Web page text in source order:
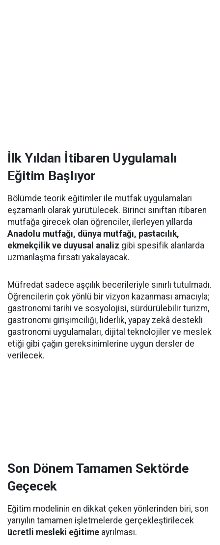
İlk Yıldan İtibaren Uygulamalı
Eğitim Başlıyor
Bölümde teorik eğitimler ile mutfak uygulamaları
eşzamanlı olarak yürütülecek. Birinci sınıftan itibaren
mutfağa girecek olan öğrenciler, ilerleyen yıllarda
Anadolu mutfağı, dünya mutfağı, pastacılık,
ekmekçilik ve duyusal analiz gibi spesifik alanlarda
uzmanlaşma fırsatı yakalayacak.
Müfredat sadece aşçılık becerileriyle sınırlı tutulmadı.
Öğrencilerin çok yönlü bir vizyon kazanması amacıyla;
gastronomi tarihi ve sosyolojisi, sürdürülebilir turizm,
gastronomi girişimciliği, liderlik, yapay zekâ destekli
gastronomi uygulamaları, dijital teknolojiler ve meslek
etiği gibi çağın gereksinimlerine uygun dersler de
verilecek.
Son Dönem Tamamen Sektörde
Geçecek
Eğitim modelinin en dikkat çeken yönlerinden biri, son
yarıyılın tamamen işletmelerde gerçekleştirilecek
ücretli mesleki eğitime ayrılması.